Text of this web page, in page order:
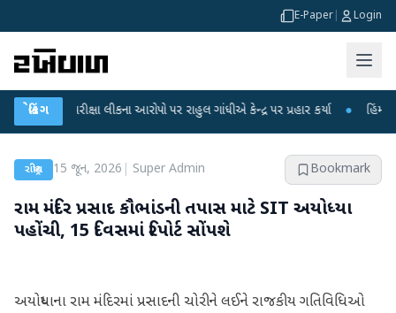
E-Paper Login
બ્રેકિંગ
પરીક્ષા લીકના આરોપો પર રાહુલ ગાંધીએ કેન્દ્ર પર પ્રહાર કર્યા ● હિંમતનગરમાં
રાષ્ટ્રીય 15 જૂન, 2026 Super Admin Bookmark
રામ મંદિર પ્રસાદ કૌભાંડની તપાસ માટે SIT અયોધ્યા
પહોંચી, 15 દિવસમાં રિપોર્ટ સોંપશે
અયોધ્યાના રામ મંદિરમાં પ્રસાદની ચોરીને લઈને રાજકીય ગતિવિધિઓ